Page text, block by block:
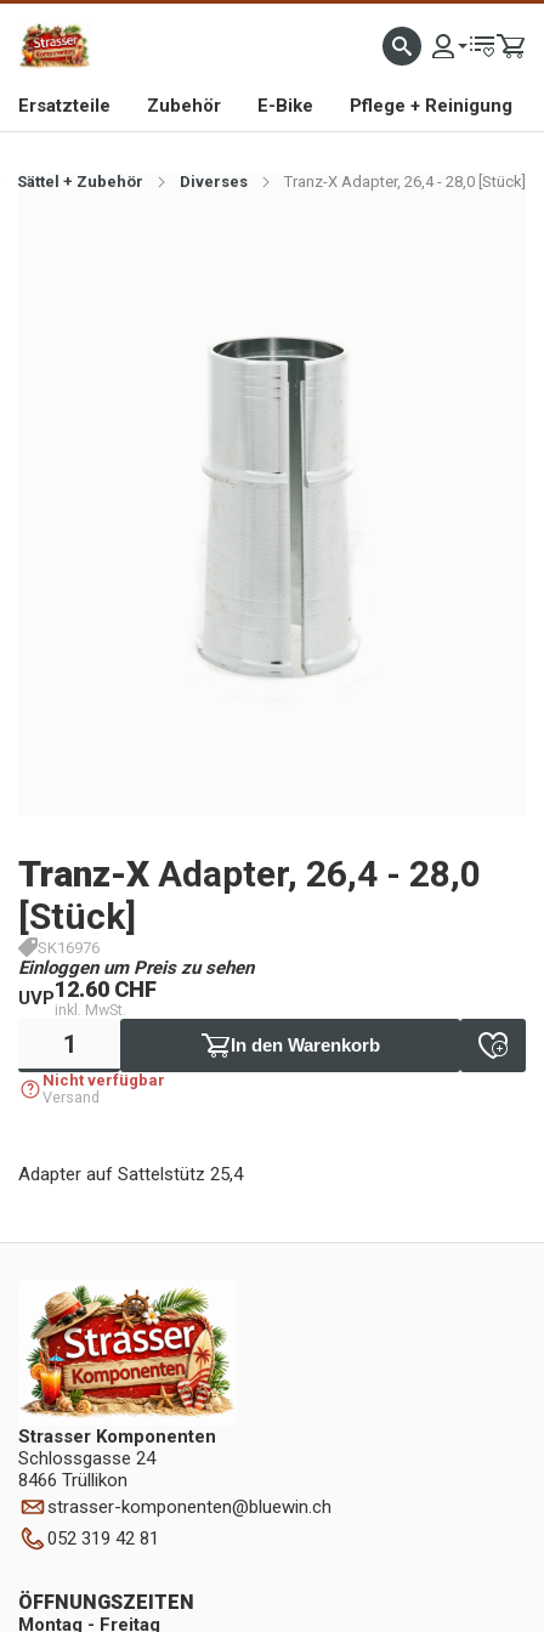
IMPORTEUR VON HOCHWERTIGEN FAHRRAD- UND MOFAERSATZTEILEN SEIT 1993
Ersatzteile Zubehör E-Bike Pflege + Reinigung
Sättel + Zubehör Diverses Tranz-X Adapter, 26,4 - 28,0 [Stück]
Tranz-X Adapter, 26,4 - 28,0
[Stück]
SK16976
Einloggen um Preis zu sehen
UVP12.60 CHF
inkl. MwSt.
In den Warenkorb
Nicht verfügbar
Versand
Adapter auf Sattelstütz 25,4
Strasser Komponenten
Schlossgasse 24
8466 Trüllikon
strasser-komponenten@bluewin.ch
052 319 42 81
ÖFFNUNGSZEITEN
Montag - Freitag